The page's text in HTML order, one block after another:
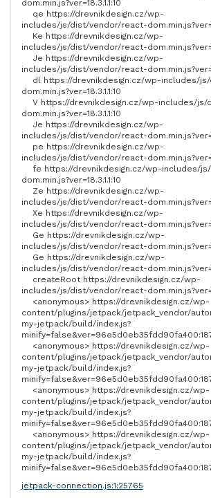
dom.min.js?ver=18.3.1.1:10
qe https://drevnikdesign.cz/wp-
includes/js/dist/vendor/react-
Ke https://drevnikdesign.cz/wp-
includes/js/dist/vendor/react-
Je https://drevnikdesign.cz/wp-
includes/js/dist/vendor/react-
dl https://drevnikdesign.cz/wp-includes/
dom.min.js?ver=18.3.1.1:10
V https://drevnikdesign.cz/wp-includes/
dom.min.js?ver=18.3.1.1:10
Je https://drevnikdesign.cz/wp-
includes/js/dist/vendor/react-
pe https://drevnikdesign.cz/wp-
includes/js/dist/vendor/react-
fe https://drevnikdesign.cz/wp-includes/
dom.min.js?ver=18.3.1.1:10
Ze https://drevnikdesign.cz/wp-
includes/js/dist/vendor/react-
Xe https://drevnikdesign.cz/wp-
includes/js/dist/vendor/react-
Ge https://drevnikdesign.cz/wp-
includes/js/dist/vendor/react-
Ge https://drevnikdesign.cz/wp-
includes/js/dist/vendor/react-
createRoot https://drevnikdesign.cz/wp-
includes/js/dist/vendor/react-
<anonymous> https://drevnikdesign.cz/wp-
content/plugins/jetpack/jetpack_vendor/
my-jetpack/build/index.js?
minify=false&ver=96e5d0eb35fdd90fa400:
<anonymous> https://drevnikdesign.cz/wp-
content/plugins/jetpack/jetpack_vendor/
my-jetpack/build/index.js?
minify=false&ver=96e5d0eb35fdd90fa400:
<anonymous> https://drevnikdesign.cz/wp-
content/plugins/jetpack/jetpack_vendor/
my-jetpack/build/index.js?
minify=false&ver=96e5d0eb35fdd90fa400:
<anonymous> https://drevnikdesign.cz/wp-
content/plugins/jetpack/jetpack_vendor/
my-jetpack/build/index.js?
minify=false&ver=96e5d0eb35fdd90fa400:
jetpack-connection.js:1:25765